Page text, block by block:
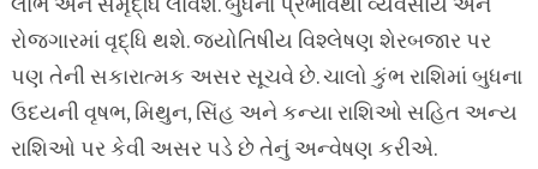
રોજગારમાં વૃદ્ધિ થશે. જ્યોતિષીય વિશ્લેષણ શેરબજાર પર
પણ તેની સકારાત્મક અસર સૂચવે છે. ચાલો કુંભ રાશિમાં બુધના
ઉદયની વૃષભ, મિથુન, સિંહ અને કન્યા રાશિઓ સહિત અન્ય
રાશિઓ પર કેવી અસર પડે છે તેનું અન્વેષણ કરીએ.